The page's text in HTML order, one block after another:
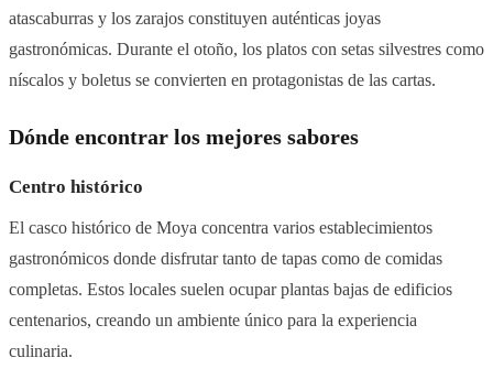
atascaburras y los zarajos constituyen auténticas joyas
gastronómicas. Durante el otoño, los platos con setas silvestres como
níscalos y boletus se convierten en protagonistas de las cartas.
Dónde encontrar los mejores sabores
Centro histórico
El casco histórico de Moya concentra varios establecimientos
gastronómicos donde disfrutar tanto de tapas como de comidas
completas. Estos locales suelen ocupar plantas bajas de edificios
centenarios, creando un ambiente único para la experiencia
culinaria.